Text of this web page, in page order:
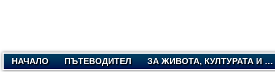
НАЧАЛО ПЪТЕВОДИТЕЛ ЗА ЖИВОТА, КУЛТУРАТА И …